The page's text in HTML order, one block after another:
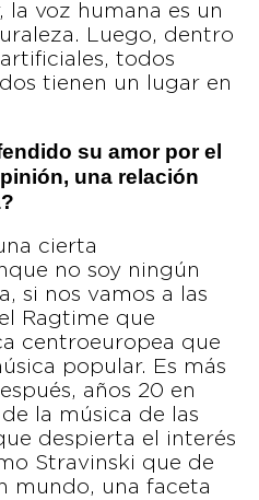
la voz humana es un
Luego, dentro
todos
tienen un lugar en
su amor por el
una relación
cierta
no soy ningún
si nos vamos a las
Ragtime que
centroeuropea que
popular. Es más
años 20 en
la música de las
despierta el interés
Stravinski que de
mundo, una faceta